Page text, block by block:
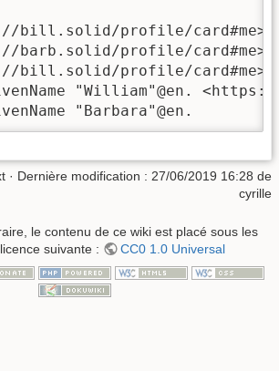
bill.solid/profile/card#me>,
barb.solid/profile/card#me>.
bill.solid/profile/card#me>
"William"@en.
"Barbara"@en.
· Dernière modification : 27/06/2019 16:28 de
cyrille
le contenu de ce wiki est placé sous les
suivante :
CC0 1.0 Universal